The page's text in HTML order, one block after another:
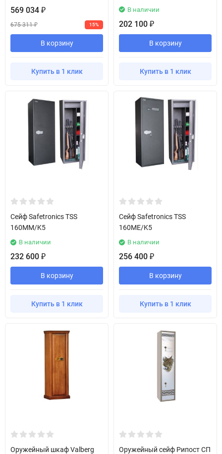
569 034 ₽
675 311₽ 15%
В корзину
Купить в 1 клик
В наличии
202 100 ₽
В корзину
Купить в 1 клик
Сейф Safetronics TSS
160MM/K5
В наличии
232 600 ₽
В корзину
Купить в 1 клик
Сейф Safetronics TSS
160ME/K5
В наличии
256 400 ₽
В корзину
Купить в 1 клик
Оружейный шкаф Valberg
Оружейный сейф Рипост СП